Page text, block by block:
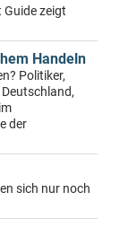
zeigt
Handeln
Politiker,
der
sich nur noch